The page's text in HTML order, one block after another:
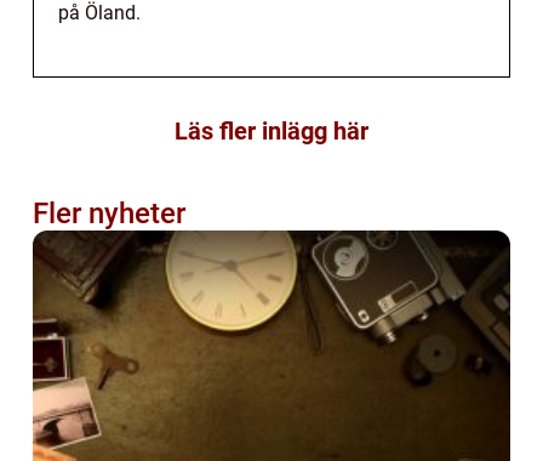
på Öland.
Läs fler inlägg här
Fler nyheter